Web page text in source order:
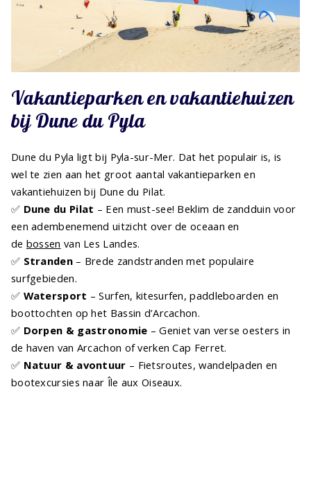
Vakantieparken en vakantiehuizen
bij Dune du Pyla
Dune du Pyla ligt bij Pyla-sur-Mer. Dat het populair is, is
wel te zien aan het groot aantal vakantieparken en
vakantiehuizen bij Dune du Pilat.
✅ Dune du Pilat – Een must-see! Beklim de zandduin voor
een adembenemend uitzicht over de oceaan en
de bossen van Les Landes.
✅ Stranden– Brede zandstranden met populaire
surfgebieden.
✅ Watersport – Surfen, kitesurfen, paddleboarden en
boottochten op het Bassin d’Arcachon.
✅ Dorpen & gastronomie – Geniet van verse oesters in
de haven van Arcachon of verken Cap Ferret.
✅ Natuur & avontuur – Fietsroutes, wandelpaden en
bootexcursies naar Île aux Oiseaux.